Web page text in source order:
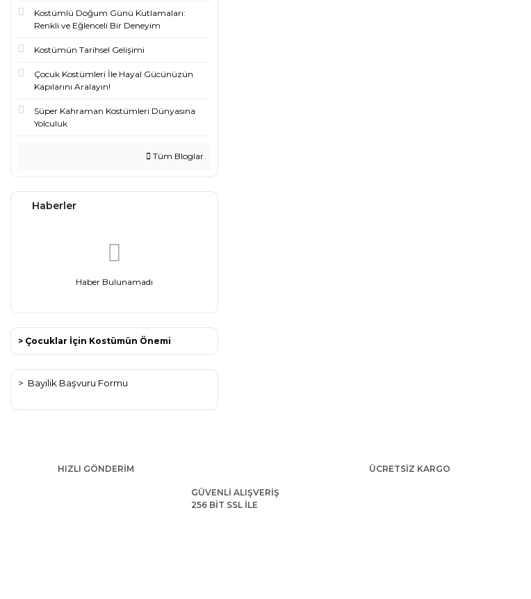
Kostümlü Doğum Günü Kutlamaları:
Renkli ve Eğlenceli Bir Deneyim
Kostümün Tarihsel Gelişimi
Çocuk Kostümleri İle Hayal Gücünüzün
Kapılarını Aralayın!
Süper Kahraman Kostümleri Dünyasına
Yolculuk
Tüm Bloglar
Haberler
Haber Bulunamadı
> Çocuklar İçin Kostümün Önemi
> Bayilik Başvuru Formu
HIZLI GÖNDERİM
GÜVENLİ ALIŞVERİŞ
256 BİT SSL İLE
ÜCRETSİZ KARGO